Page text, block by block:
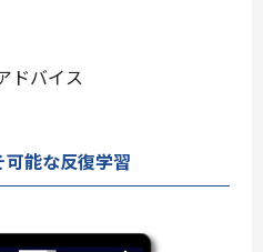
ドバイス
能な反復学習